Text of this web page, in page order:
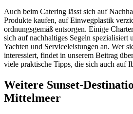
Auch beim Catering lässt sich auf
Produkte kaufen, auf Einwegplastik
ordnungsgemäß entsorgen. Einige
sich auf nachhaltiges Segeln spezialisiert
Yachten und Serviceleistungen an. Wer
interessiert, findet in unserem Beitrag
viele praktische Tipps, die sich auch auf
Weitere Sunset-
Mittelmeer